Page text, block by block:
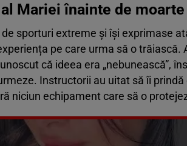
Mariei înainte de moarte
sporturi extreme și își exprimase
pe care urma să o trăiască.
că ideea era „nebunească”,
Instructorii au uitat să îi
niciun echipament care să o